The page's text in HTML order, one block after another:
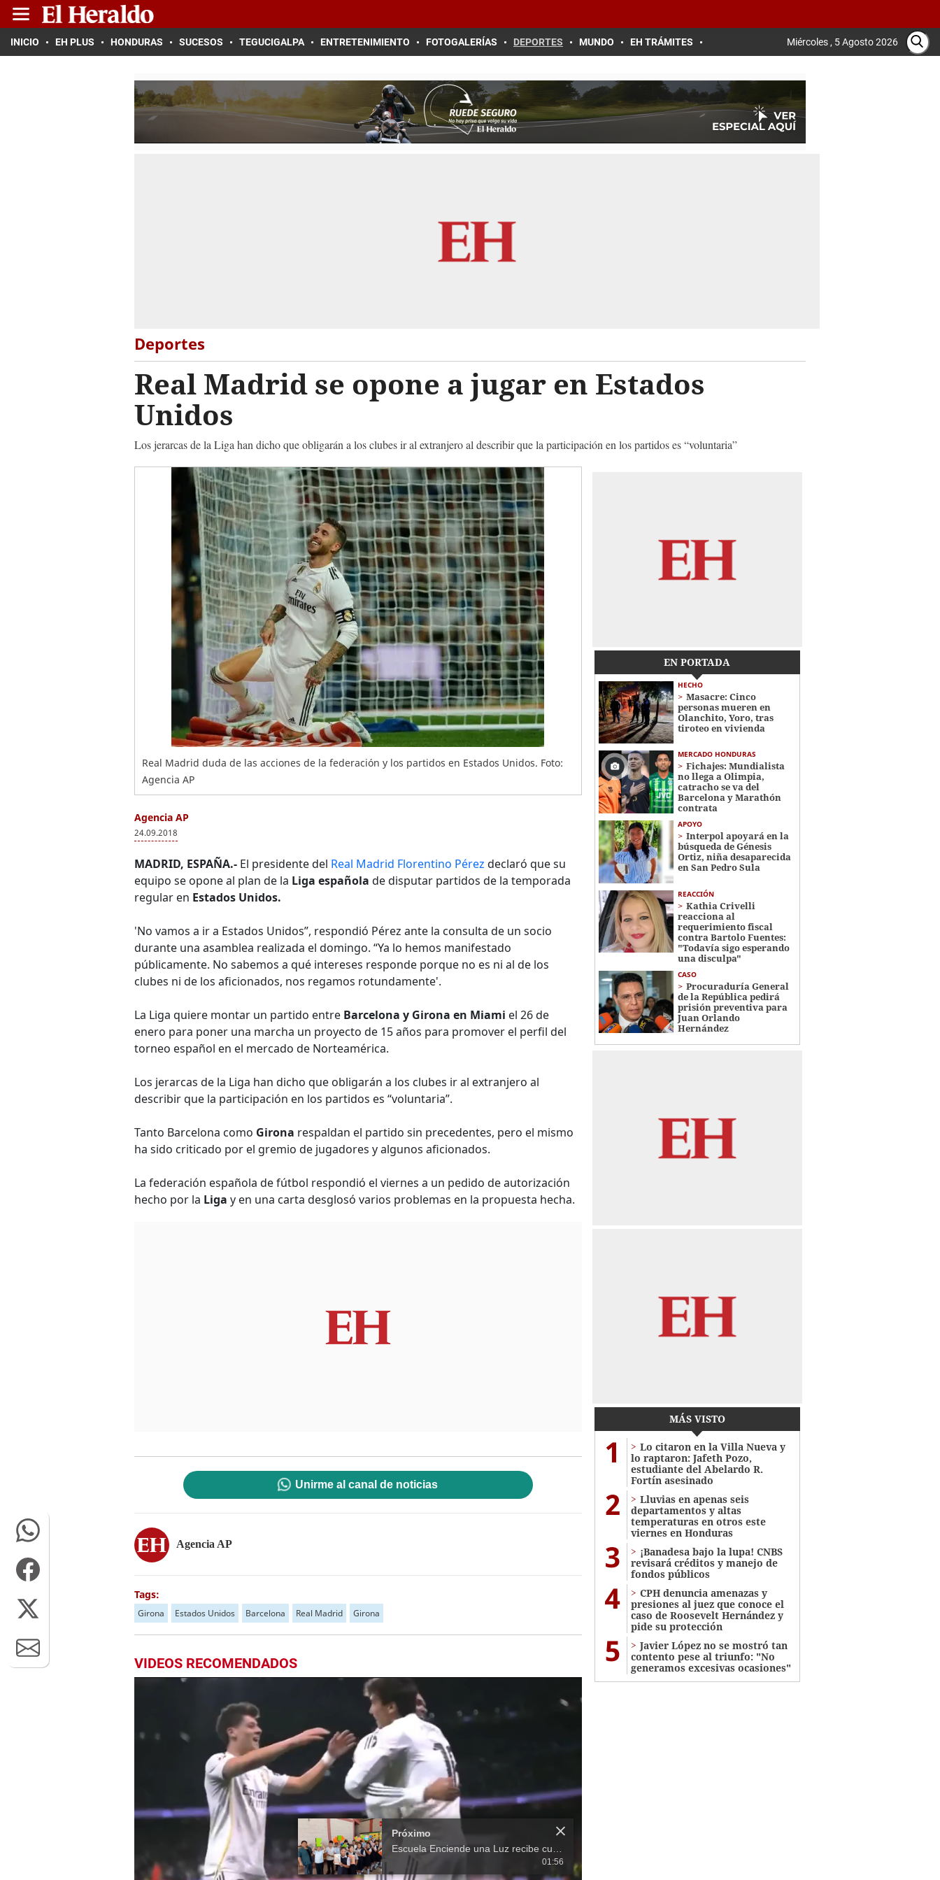
INICIO EH PLUS HONDURAS SUCESOS TEGUCIGALPA ENTRETENIMIENTO FOTOGALERÍAS DEPORTES MUNDO EH TRÁMITES Miércoles , 5 Agosto 2026
Deportes
Real Madrid se opone a jugar en Estados
Unidos
Los jerarcas de la Liga han dicho que obligarán a los clubes ir al extranjero al describir que la participación en los partidos es “voluntaria”
Real Madrid duda de las acciones de la federación y los partidos en Estados Unidos. Foto:
Agencia AP
Agencia AP
24.09.2018
MADRID, ESPAÑA.- El presidente del Real Madrid Florentino Pérez declaró que su
equipo se opone al plan de la Liga española de disputar partidos de la temporada
regular en Estados Unidos.
'No vamos a ir a Estados Unidos”, respondió Pérez ante la consulta de un socio
durante una asamblea realizada el domingo. “Ya lo hemos manifestado
públicamente. No sabemos a qué intereses responde porque no es ni al de los
clubes ni de los aficionados, nos regamos rotundamente'.
La Liga quiere montar un partido entre Barcelona y Girona en Miami el 26 de
enero para poner una marcha un proyecto de 15 años para promover el perfil del
torneo español en el mercado de Norteamérica.
Los jerarcas de la Liga han dicho que obligarán a los clubes ir al extranjero al
describir que la participación en los partidos es “voluntaria”.
Tanto Barcelona como Girona respaldan el partido sin precedentes, pero el mismo
ha sido criticado por el gremio de jugadores y algunos aficionados.
La federación española de fútbol respondió el viernes a un pedido de autorización
hecho por la Liga y en una carta desglosó varios problemas en la propuesta hecha.
Unirme al canal de noticias
Agencia AP
Tags:
Girona Estados Unidos Barcelona Real Madrid Girona
VIDEOS RECOMENDADOS
01:56
Próximo en 10
Escuela Enciende
una Luz recibe
cuadernos Quick,
gracias a la Maratón
del Saber
00:12
3.Kylian Mbappé anota golazo con el Real Madrid ante el Sevilla 4.¿Por qué anularon penal de Julián Álvarez en partido de Atlético ante Real Madrid?
00:39
Ferran Torres aumenta la ventaja para Barcelona en el clásico ante Real Madrid
01:37
Real Madrid derrota a Villarreal con polémica incluída por LaLiga
00:20
EN PORTADA
HECHO
Masacre: Cinco
personas mueren en
Olanchito, Yoro, tras
tiroteo en vivienda
MERCADO HONDURAS
Fichajes: Mundialista
no llega a Olimpia,
catracho se va del
Barcelona y Marathón
contrata
APOYO
Interpol apoyará en la
búsqueda de Génesis
Ortiz, niña desaparecida
en San Pedro Sula
REACCIÓN
Kathia Crivelli
reacciona al
requerimiento fiscal
contra Bartolo Fuentes:
"Todavía sigo esperando
una disculpa"
CASO
Procuraduría General
de la República pedirá
prisión preventiva para
Juan Orlando
Hernández
MÁS VISTO
1
Lo citaron en la Villa Nueva y
lo raptaron: Jafeth Pozo,
estudiante del Abelardo R.
Fortín asesinado
2
Lluvias en apenas seis
departamentos y altas
temperaturas en otros este
viernes en Honduras
3
¡Banadesa bajo la lupa! CNBS
revisará créditos y manejo de
fondos públicos
4
CPH denuncia amenazas y
presiones al juez que conoce el
caso de Roosevelt Hernández y
pide su protección
5
Javier López no se mostró tan
contento pese al triunfo: "No
generamos excesivas ocasiones"